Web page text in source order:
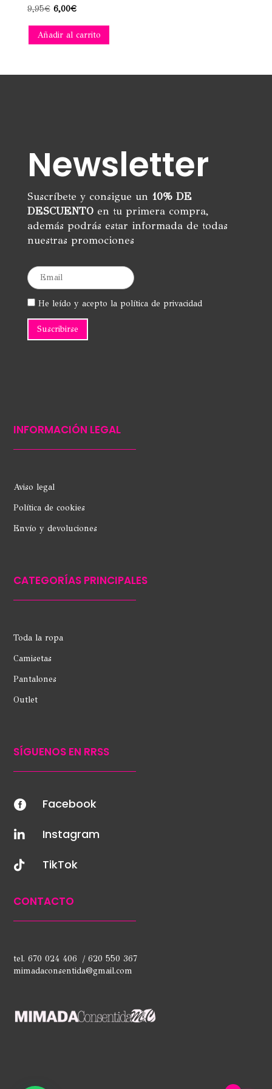
9,95€ El
original
6,00€El
actual
Añadir al carrito
Newsletter
Suscríbete y consigue un 10% DE
DESCUENTOen tu primera compra,
además podrás estar informada de todas
nuestras promociones
He leído y acepto la política de privacidad
INFORMACIÓN LEGAL
Aviso legal
Política de cookies
Envío y devoluciones
CATEGORÍAS PRINCIPALES
Toda la ropa
Camisetas
Pantalones
Outlet
SÍGUENOS EN RRSS
 Facebook
 Instagram
 TikTok
CONTACTO
tel. 670 024 406 / 620 550 367
mimadaconsentida@gmail.com